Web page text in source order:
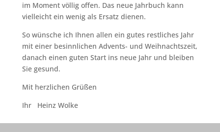
im Moment völlig offen. Das neue Jahrbuch kann
vielleicht ein wenig als Ersatz dienen.
So wünsche ich Ihnen allen ein gutes restliches Jahr
mit einer besinnlichen Advents- und Weihnachtszeit,
danach einen guten Start ins neue Jahr und bleiben
Sie gesund.
Mit herzlichen Grüßen
Ihr Heinz Wolke